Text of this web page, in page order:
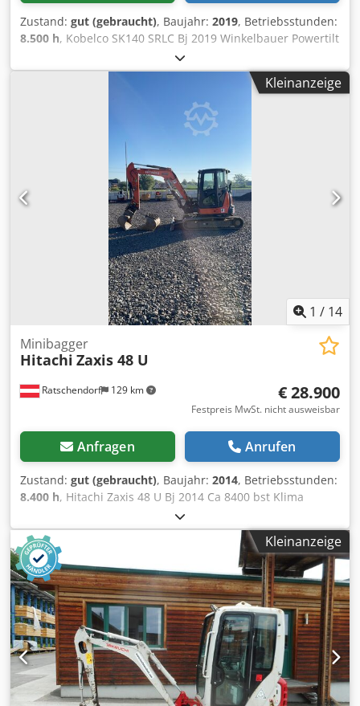
Zustand: gut (gebraucht), Baujahr: 2019, Betriebsstunden:
8.500 h, Kobelco SK140 SRLC Bj 2019 Winkelbauer Powertilt
aus Bj 2025 ! Hydraulischer Schnellwechsler 3 Löffel Alle
Leitungen Klima Djdeziupvspfx Ah Tekr Laufwerk ca 70%
Kleinanzeige
1 / 14
Ratschendorf 129 km
Minibagger
Hitachi Zaxis 48 U
€ 28.900
Festpreis MwSt. nicht ausweisbar
Anfragen Anrufen
Zustand: gut (gebraucht), Baujahr: 2014, Betriebsstunden:
8.400 h, Hitachi Zaxis 48 U Bj 2014 Ca 8400 bst Klima
Martin Powertilt Hydraulischer Schnellwechsler
Dsdpozhptmefx Ah Tskr 3 Löffel Zusatzhydraulik
Betankungspumpe schöner Originalzustand Zustellen
möglich
Kleinanzeige